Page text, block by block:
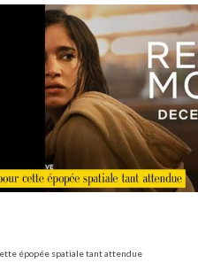
épopée spatiale tant attendue